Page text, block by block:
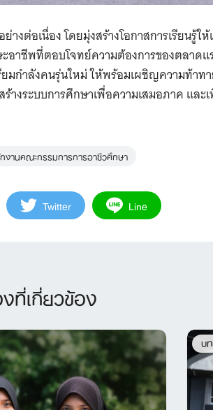
ต่อเนื่อง โดยมุ่งสร้างโอกาสการเรียนรู้ให้
ชีพที่ตอบโจทย์ความต้องการของตลาดแร
มกำลังคนรุ่นใหม่ ให้พร้อมเผชิญความท้าท
งระบบการศึกษาเพื่อความเสมอภาค และ
งานคณะกรรมการการอาชีวศึกษา
Twitter Line
ที่เกี่ยวข้อง
บ